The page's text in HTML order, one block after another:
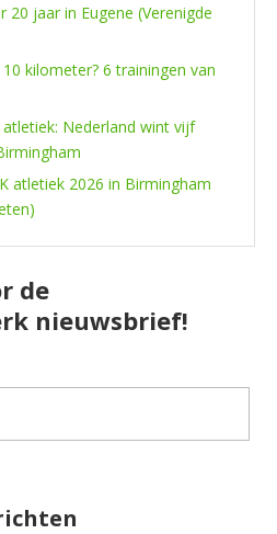
20 jaar in Eugene (Verenigde
kilometer? 6 trainingen van
Nederland wint vijf
atletiek 2026 in Birmingham
de
nieuwsbrief!